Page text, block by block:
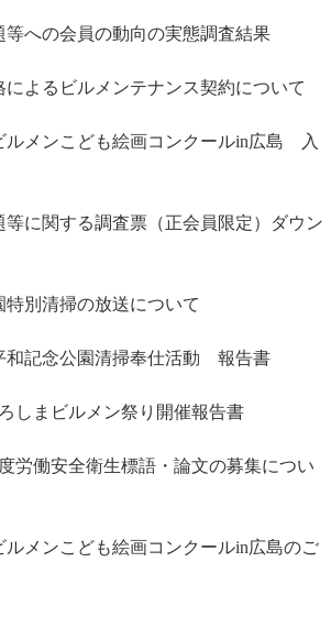
等への会員の動向の実態調査結果
によるビルメンテナンス契約について
ルメンこども絵画コンクールin広島 入
等に関する調査票（正会員限定）ダウン
特別清掃の放送について
和記念公園清掃奉仕活動 報告書
しまビルメン祭り開催報告書
労働安全衛生標語・論文の募集につい
ルメンこども絵画コンクールin広島のご